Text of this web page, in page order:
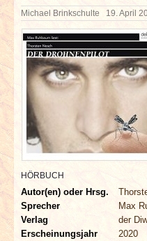
NEWS & DATES
BERICHTE
VERLOSUNGEN
INTERVIEWS
SPECIALS
REDAKTION
LINKS
Michael Brinkschulte 19. April
HÖRBUCH
Autor(en) oder Hrsg.
Sprecher
Max
Verlag
der
Erscheinungsjahr
2020